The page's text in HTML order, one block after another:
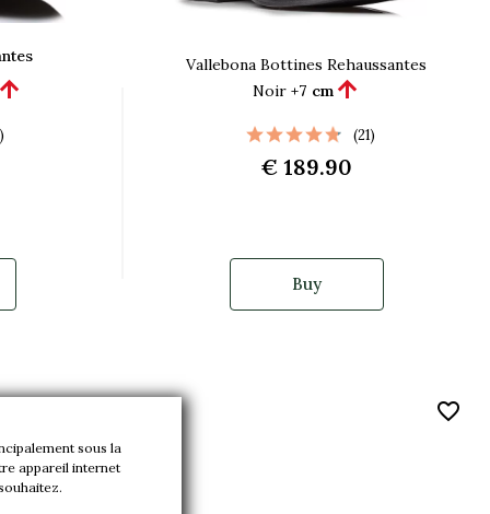
Vallebona Bottines Rehaussantes
Noir +7 cm 
(21)
€ 189.90
Buy
favorite_border
sous la
appareil internet